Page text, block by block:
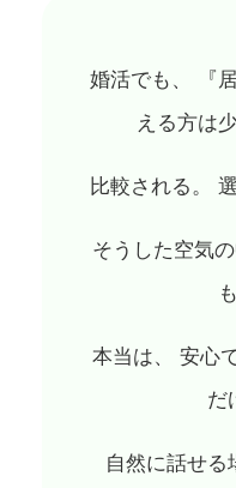
婚活でも、 『
える方は
比較される。
そうした空気
本当は、 安心
だ
自然に話せる